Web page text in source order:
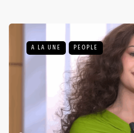
A LA UNE PEOPLE